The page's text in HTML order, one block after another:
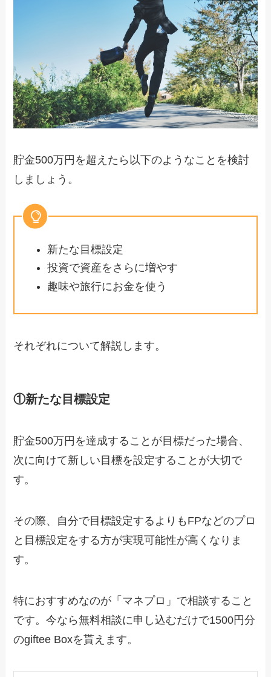
貯金500万円を超えたら以下のようなことを検討
しましょう。
新たな目標設定
投資で資産をさらに増やす
趣味や旅行にお金を使う
それぞれについて解説します。
①新たな目標設定
貯金500万円を達成することが目標だった場合、
次に向けて新しい目標を設定することが大切で
す。
その際、自分で目標設定するよりもFPなどのプロ
と目標設定をする方が実現可能性が高くなりま
す。
特におすすめなのが「マネプロ」で相談すること
です。今なら無料相談に申し込むだけで1500円分
のgiftee Boxを貰えます。